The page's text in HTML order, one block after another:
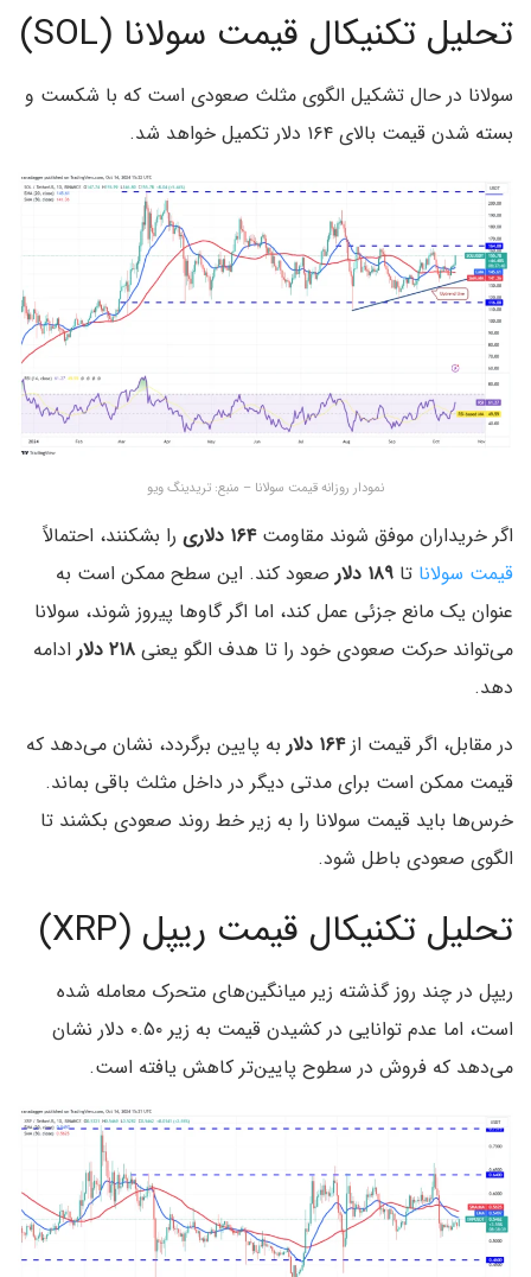
تحلیل تکنیکال قیمت سولانا (SOL)
سولانا در حال تشکیل الگوی مثلث صعودی است که با شکست و
بسته شدن قیمت بالای ۱۶۴ دلار تکمیل خواهد شد.
نمودار روزانه قیمت سولانا – منبع: تریدینگ ویو
اگر خریداران موفق شوند مقاومت۱۶۴ دلاری
را بشکنند، احتمالاً
قیمت سولانا تا
صعود کند. این سطح ممکن است به
عنوان یک مانع جزئی عمل کند، اما اگر گاوها پیروز شوند، سولانا
می‌تواند حرکت صعودی خود را تا هدف الگو یعنی ۲۱۸ دلار
ادامه
دهد.
در مقابل، اگر قیمت از۱۶۴ دلار
به پایین برگردد، نشان می‌دهد که
قیمت ممکن است برای مدتی دیگر در داخل مثلث باقی بماند.
خرس‌ها باید قیمت سولانا را به زیر خط روند صعودی بکشند تا
الگوی صعودی باطل شود.
تحلیل تکنیکال قیمت ریپل (XRP)
ریپل در چند روز گذشته زیر میانگین‌های متحرک معامله شده
است، اما عدم توانایی در کشیدن قیمت به زیر ۰.۵۰ دلار نشان
می‌دهد که فروش در سطوح پایین‌تر کاهش یافته است.